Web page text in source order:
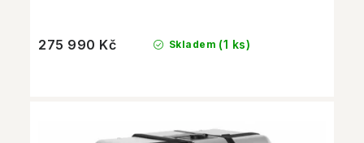
Skladem (1 ks)
275 990 Kč